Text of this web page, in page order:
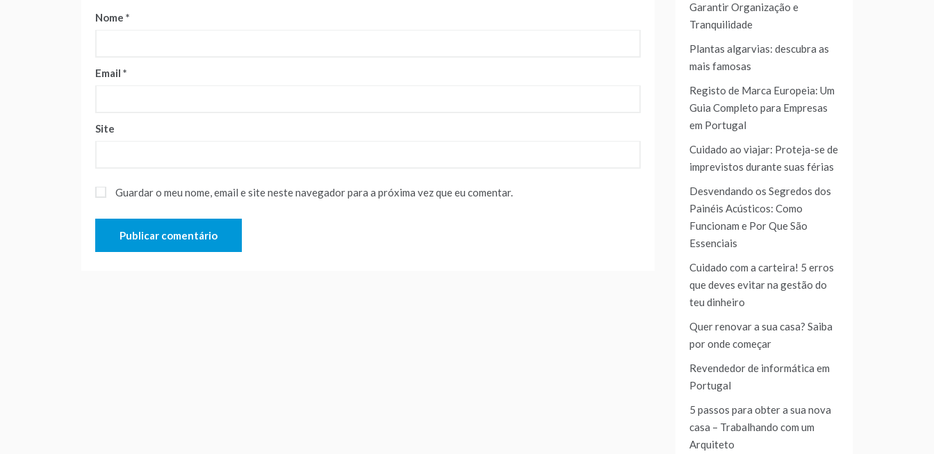
Nome *
Email *
Site
Guardar o meu nome, email e site neste navegador para a próxima vez que eu comentar.
Garantir Organização e
Tranquilidade
Plantas algarvias: descubra as
mais famosas
Registo de Marca Europeia: Um
Guia Completo para Empresas
em Portugal
Cuidado ao viajar: Proteja-se de
imprevistos durante suas férias
Desvendando os Segredos dos
Painéis Acústicos: Como
Funcionam e Por Que São
Essenciais
Cuidado com a carteira! 5 erros
que deves evitar na gestão do
teu dinheiro
Quer renovar a sua casa? Saiba
por onde começar
Revendedor de informática em
Portugal
5 passos para obter a sua nova
casa – Trabalhando com um
Arquiteto